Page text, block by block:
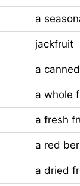
a
jackfruit
a
a whole
a fresh
a red
a dried